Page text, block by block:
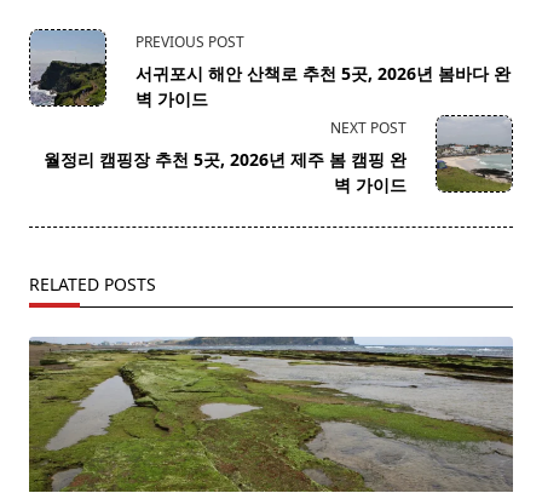
<span
class="nav-
subtitle
reader-
PREVIOUS POST
서귀포시 해안 산책로 추천 5곳, 2026년 봄바다 완
벽 가이드
NEXT POST
월정리 캠핑장 추천 5곳, 2026년 제주 봄 캠핑 완
벽 가이드
RELATED POSTS